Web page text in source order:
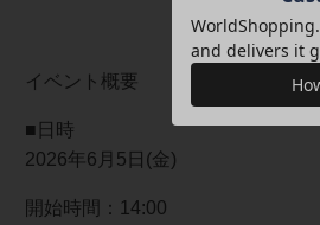
イベント概要
■日時
2026年6月5日(金)
開始時間：14:00